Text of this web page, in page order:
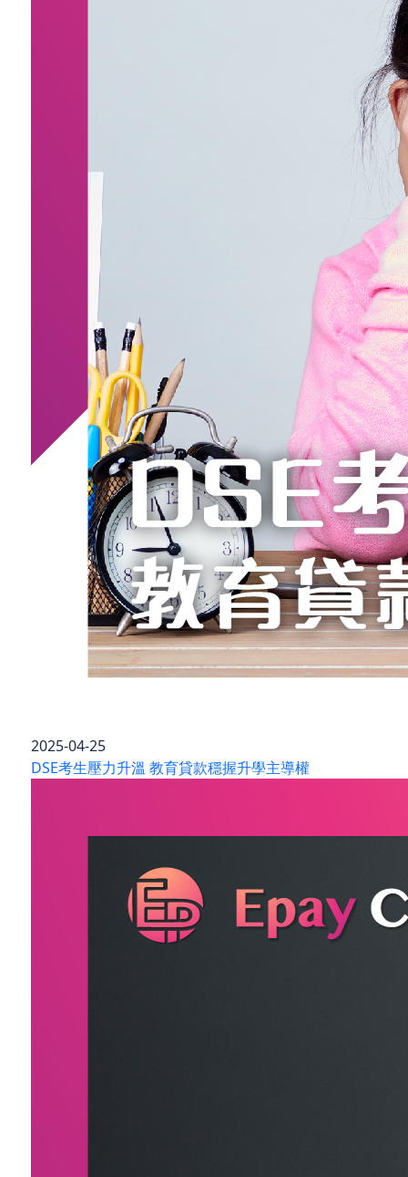
2025-04-25
DSE考生壓力升溫 教育貸款穩握升學主導權